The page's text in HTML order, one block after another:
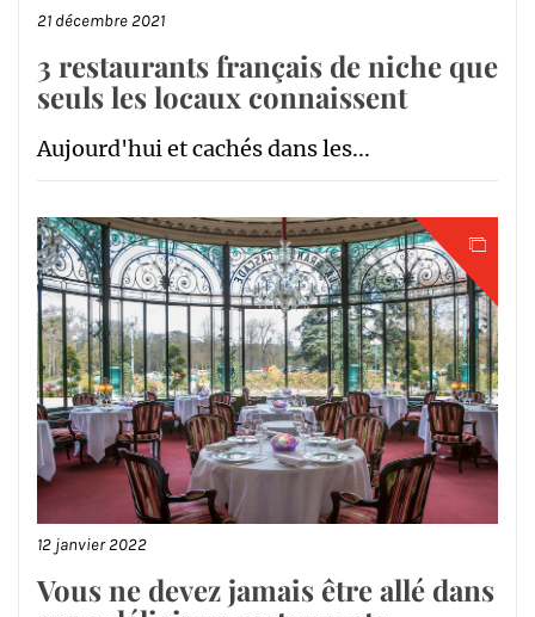
21 décembre 2021
3 restaurants français de niche que
seuls les locaux connaissent
Aujourd'hui et cachés dans les...
12 janvier 2022
Vous ne devez jamais être allé dans